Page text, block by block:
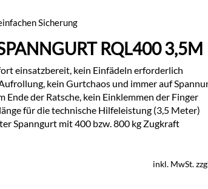
Sicherung
RQL400 3,5M
einsatzbereit, kein Einfädeln erforderlich
kein Gurtchaos und immer auf
Ende der Ratsche, kein Einklemmen der Finger
für die technische Hilfeleistung (3,5 Meter)
Spanngurt mit 400 bzw. 800 kg Zugkraft
inkl. MwSt.